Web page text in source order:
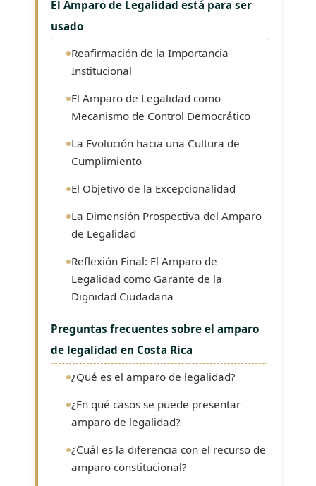
El Amparo de Legalidad está para ser
usado
Reafirmación de la Importancia
Institucional
El Amparo de Legalidad como
Mecanismo de Control Democrático
La Evolución hacia una Cultura de
Cumplimiento
El Objetivo de la Excepcionalidad
La Dimensión Prospectiva del Amparo
de Legalidad
Reflexión Final: El Amparo de
Legalidad como Garante de la
Dignidad Ciudadana
Preguntas frecuentes sobre el amparo
de legalidad en Costa Rica
¿Qué es el amparo de legalidad?
¿En qué casos se puede presentar
amparo de legalidad?
¿Cuál es la diferencia con el recurso de
amparo constitucional?